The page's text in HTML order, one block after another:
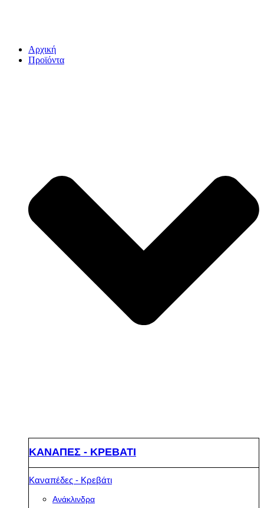
Αρχική
Προϊόντα
ΚΑΝΑΠΕΣ - ΚΡΕΒΑΤΙ
Καναπέδες - Κρεβάτι
Ανάκλινδρα